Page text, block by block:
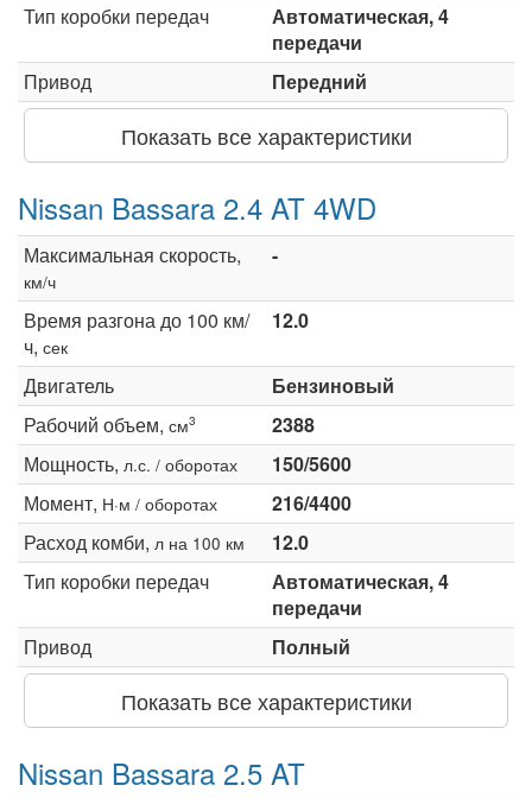
Тип коробки передач
Автоматическая, 4
передачи
Привод
Передний
Показать все характеристики
Nissan Bassara 2.4 AT 4WD
Максимальная скорость,
км/ч
-
Время разгона до 100 км/
ч, сек
12.0
Двигатель
Бензиновый
Рабочий объем, см3
2388
Мощность, л.с. / оборотах
150/5600
Момент, Н·м / оборотах
216/4400
Расход комби, л на 100 км
12.0
Тип коробки передач
Автоматическая, 4
передачи
Привод
Полный
Показать все характеристики
Nissan Bassara 2.5 AT